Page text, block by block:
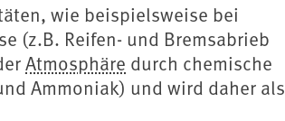
wie beispielsweise bei
(z.B. Reifen- und Bremsabrieb
Atmosphäre durch chemische
Ammoniak) und wird daher als